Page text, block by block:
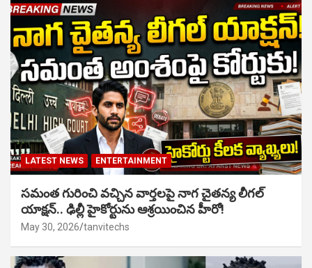
LATEST NEWS ENTERTAINMENT
సమంత గురించి వచ్చిన వార్తలపై నాగ చైతన్య లీగల్
యాక్షన్.. ఢిల్లీ హైకోర్టును ఆశ్రయించిన హీరో!
May 30, 2026 tanvitechs